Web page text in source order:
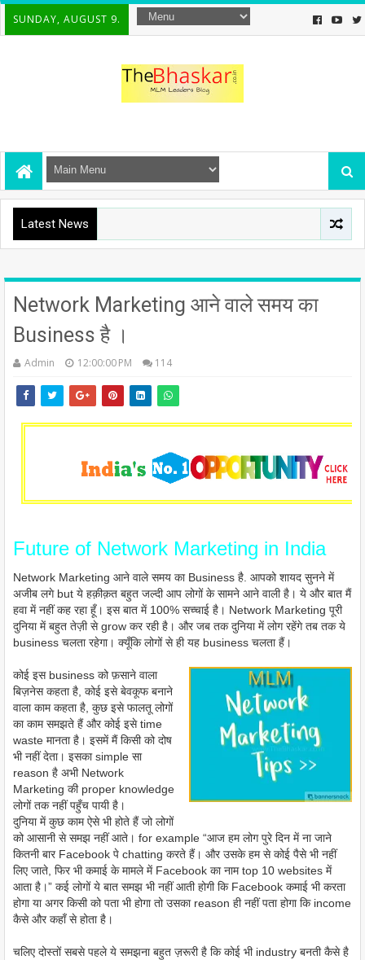
SUNDAY, AUGUST 9.
Latest News
Network Marketing आने वाले समय का
Business है ।
Admin 12:00:00 PM 114
Future of Network Marketing in India
Network Marketing आने वाले समय का Business है. आपको शायद सुनने में
अजीब लगे but ये हक़ीक़त बहुत जल्दी आप लोगों के सामने आने वाली है। ये और बात मैं
हवा में नहीं कह रहा हूँ। इस बात में 100% सच्चाई है। Network Marketing पूरी
दुनिया में बहुत तेज़ी से grow कर रही है। और जब तक दुनिया में लोग रहेंगे तब तक ये
business चलता रहेगा। क्यूँकि लोगों से ही यह business चलता हैं।
कोई इस business को फ़साने वाला
बिज़नेस कहता है, कोई इसे बेवकूफ बनाने
वाला काम कहता है, कुछ इसे फालतू लोगों
का काम समझते हैं और कोई इसे time
waste मानता है। इसमें मैं किसी को दोष
भी नहीं देता। इसका simple सा
reason है अभी Network
Marketing की proper knowledge
लोगों तक नहीं पहुँच पायी है।
दुनिया में कुछ काम ऐसे भी होते हैं जो लोगों
को आसानी से समझ नहीं आते। for example “आज हम लोग पुरे दिन में ना जाने
कितनी बार Facebook पे chatting करते हैं। और उसके हम से कोई पैसे भी नहीं
लिए जाते, फिर भी कमाई के मामले में Facebook का नाम top 10 websites में
आता है।” कई लोगों ये बात समझ भी नहीं आती होगी कि Facebook कमाई भी करता
होगा या अगर किसी को पता भी होगा तो उसका reason ही नहीं पता होगा कि income
कैसे और कहाँ से होता है।
चलिए दोस्तों सबसे पहले ये समझना बहुत ज़रूरी है कि कोई भी industry बनती कैसे है